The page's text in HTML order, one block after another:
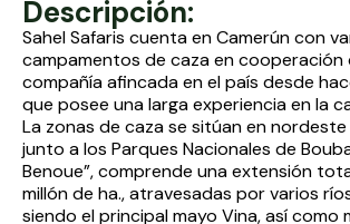
Descripción:
Sahel Safaris cuenta en Camerún con
campamentos de caza en cooperación
compañía afincada en el país desde
que posee una larga experiencia en la
La zonas de caza se sitúan en
junto a los Parques Nacionales de
Benoue”, comprende una extensión
millón de ha., atravesadas por varios
siendo el principal mayo Vina, así como